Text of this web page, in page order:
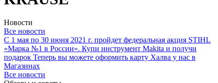
Новости
Все новости
С 1 мая по 30 июня 2021 г. пройдет федеральная акция STIHL
«Марка №1 в России». Купи инструмент Makita и получи
подарок Теперь вы можете оформить карту Халва у нас в
Магазинах
Все новости